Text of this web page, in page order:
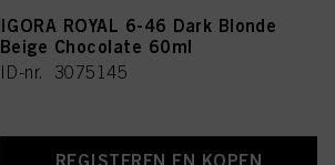
IGORA ROYAL 6-46 Dark Blonde
Beige Chocolate 60ml
ID-nr. 3075145
REGISTEREN EN KOPEN